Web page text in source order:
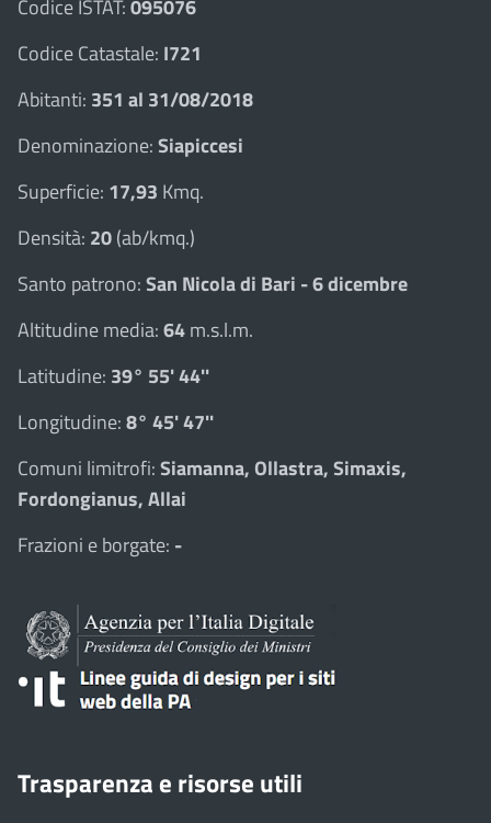
Codice ISTAT:095076
Codice Catastale: I721
Abitanti: 351 al 31/08/2018
Denominazione:Siapiccesi
Superficie: 17,93 Kmq.
Densità: 20(ab/kmq.)
Santo patrono:San Nicola di Bari - 6 dicembre
Altitudine media:64m.s.l.m.
Latitudine: 39° 55' 44''
Longitudine:8° 45' 47''
Comuni limitrofi:Siamanna, Ollastra, Simaxis,
Fordongianus, Allai
Frazioni e borgate: -
Trasparenza e risorse utili